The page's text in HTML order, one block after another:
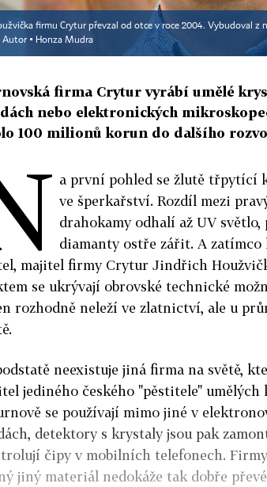
firmu Crytur převzal od otce v roce 2004. Vybudoval
Autor ▪ Honza Mudra
firma Crytur vyrábí umělé
nebo elektronických
100 milionů korun do dalšího
a první pohled se žlutě třpytící
ve šperkařství. Rozdíl mezi
drahokamy odhalí až UV
diamanty ostře zářit. A
majitel firmy Crytur Jindřich
se ukrývají obrovské technické
rozhodně neleží ve zlatnictví, ale u
neexistuje jiná firma na světě,
jediného českého "pěstitele" umělých
se používají mimo jiné v
detektory s krystaly jsou pak
čipy v mobilních telefonech.
jiný materiál nedokáže tak dobře